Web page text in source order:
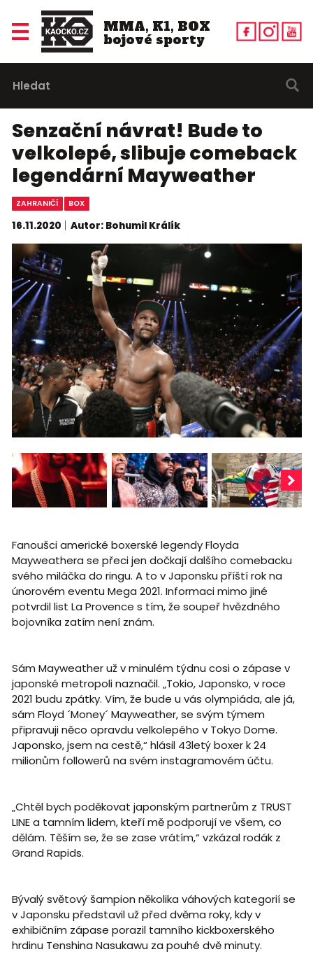
MMA, K1, BOX
bojové sporty
Senzační návrat! Bude to
velkolepé, slibuje comeback
legendární Mayweather
ZAHRANIČÍ BOX
16.11.2020 Autor: Bohumil Králík
Fanoušci americké boxerské legendy Floyda
Mayweathera se přeci jen dočkají dalšího comebacku
svého miláčka do ringu. A to v Japonsku příští rok na
únorovém eventu Mega 2021. Informaci mimo jiné
potvrdil list La Provence s tím, že soupeř hvězdného
bojovníka zatím není znám.
Sám Mayweather už v minulém týdnu cosi o zápase v
japonské metropoli naznačil. „Tokio, Japonsko, v roce
2021 budu zpátky. Vím, že bude u vás olympiáda, ale já,
sám Floyd ´Money´ Mayweather, se svým týmem
připravuji něco opravdu velkolepého v Tokyo Dome.
Japonsko, jsem na cestě,“ hlásil 43letý boxer k 24
milionům followerů na svém instagramovém účtu.
„Chtěl bych poděkovat japonským partnerům z TRUST
LINE a tamním lidem, kteří mě podporují ve všem, co
dělám. Těším se, že se zase vrátím,“ vzkázal rodák z
Grand Rapids.
Bývalý světový šampion několika váhových kategorií se
v Japonsku představil už před dvěma roky, kdy v
exhibičním zápase porazil tamního kickboxerského
hrdinu Tenshina Nasukawu za pouhé dvě minuty.